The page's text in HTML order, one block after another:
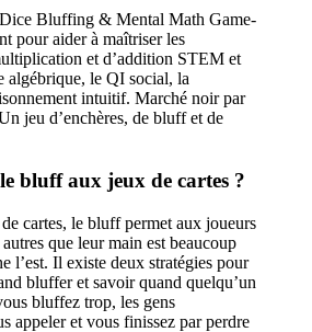
Bluffing & Mental Math Game-
pour aider à maîtriser les
et d’addition STEM et
algébrique, le QI social, la
intuitif. Marché noir par
jeu d’enchères, de bluff et de
le bluff aux jeux de cartes ?
cartes, le bluff permet aux joueurs
que leur main est beaucoup
l’est. Il existe deux stratégies pour
bluffer et savoir quand quelqu’un
bluffez trop, les gens
appeler et vous finissez par perdre